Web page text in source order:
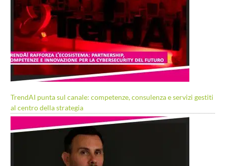
TrendAI punta sul canale: competenze, consulenza e servizi gestiti
al centro della strategia